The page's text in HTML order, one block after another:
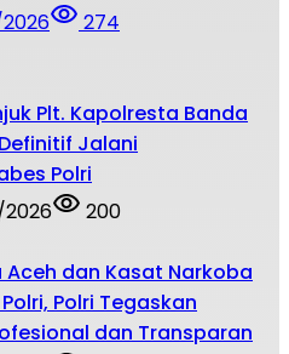
274
Plt. Kapolresta Banda
Jalani
Polri
200
dan Kasat Narkoba
Polri Tegaskan
dan Transparan